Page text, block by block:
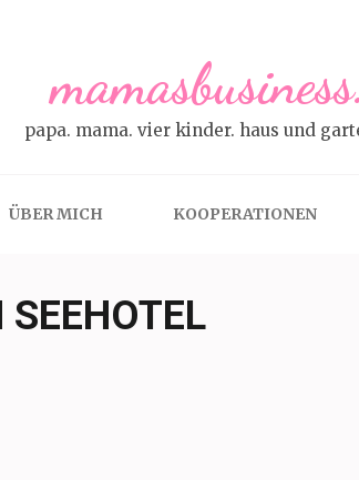
papa. mama. vier kinder. haus und
ÜBER MICH KOOPERATIONEN